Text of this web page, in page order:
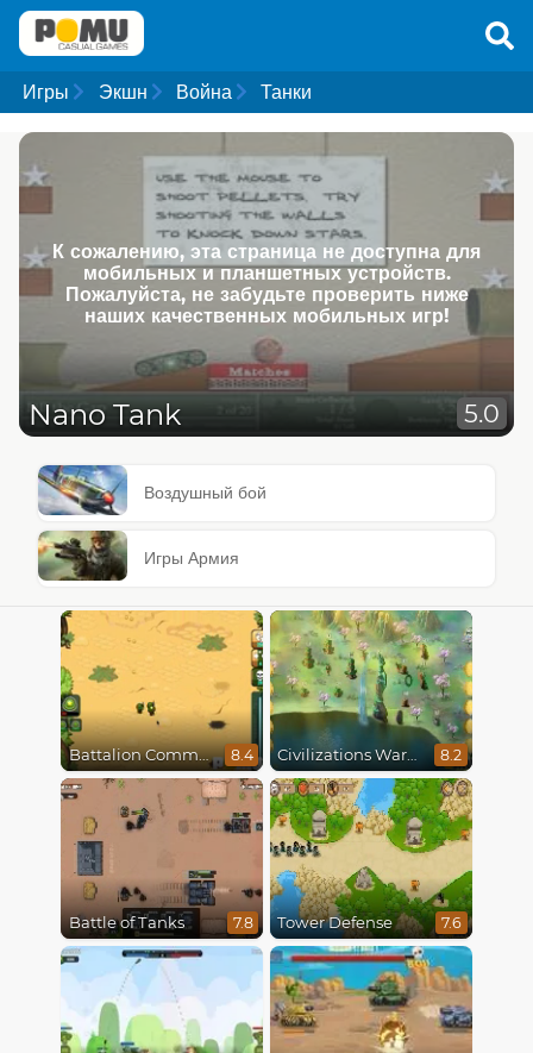
Игры Экшн Война Танки
К сожалению, эта страница не доступна для
мобильных и планшетных устройств.
Пожалуйста, не забудьте проверить ниже
наших качественных мобильных игр!
Nano Tank 5.0
Воздушный бой
Игры Армия
Battalion Commander 8.4 Civilizations Wars Master Edition 8.2
Battle of Tanks 7.8 Tower Defense 7.6